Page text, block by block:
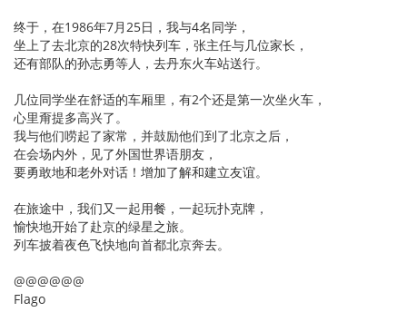
终于，在1986年7月25日，我与4名同学，
坐上了去北京的28次特快列车，张主任与几位家长，
还有部队的孙志勇等人，去丹东火车站送行。
几位同学坐在舒适的车厢里，有2个还是第一次坐火车，
心里甭提多高兴了。
我与他们唠起了家常，并鼓励他们到了北京之后，
在会场内外，见了外国世界语朋友，
要勇敢地和老外对话！增加了解和建立友谊。
在旅途中，我们又一起用餐，一起玩扑克牌，
愉快地开始了赴京的绿星之旅。
列车披着夜色飞快地向首都北京奔去。
@@@@@@
Flago